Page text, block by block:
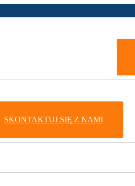
SKONTAKTUJ SIĘ Z NAMI